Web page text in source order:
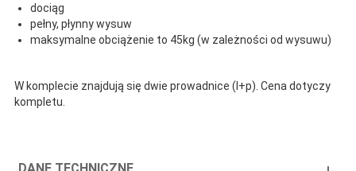
dociąg
pełny, płynny wysuw
maksymalne obciążenie to 45kg (w zależności od wysuwu)
W komplecie znajdują się dwie prowadnice (l+p). Cena dotyczy
kompletu.